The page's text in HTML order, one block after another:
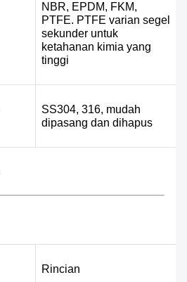
NBR, EPDM, FKM,
PTFE. PTFE varian segel
sekunder untuk
ketahanan kimia yang
tinggi
SS304, 316, mudah
dipasang dan dihapus
Rincian